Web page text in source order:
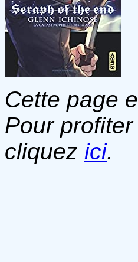
Cette page
Pour
cliquez ici.